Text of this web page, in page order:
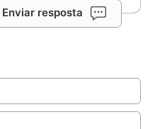
Enviar resposta